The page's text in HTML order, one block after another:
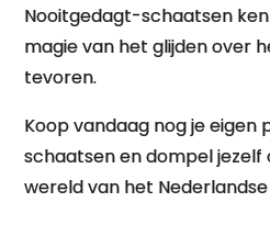
Nooitgedagt-schaatsen
magie van het glijden over
tevoren.
Koop vandaag nog je eigen
schaatsen en dompel
wereld van het